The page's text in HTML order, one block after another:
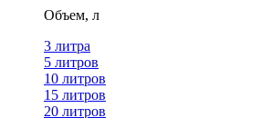
Объем, л
3 литра
5 литров
10 литров
15 литров
20 литров